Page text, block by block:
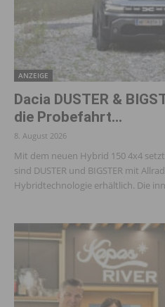
ANZEIGE
Dacia DUSTER &
die Probefahrt...
8. August 2026
Mit dem neuen Hybrid 150 4x4
sind DUSTER und BIGSTER mit
Hybridtechnologie erhältlich. Die